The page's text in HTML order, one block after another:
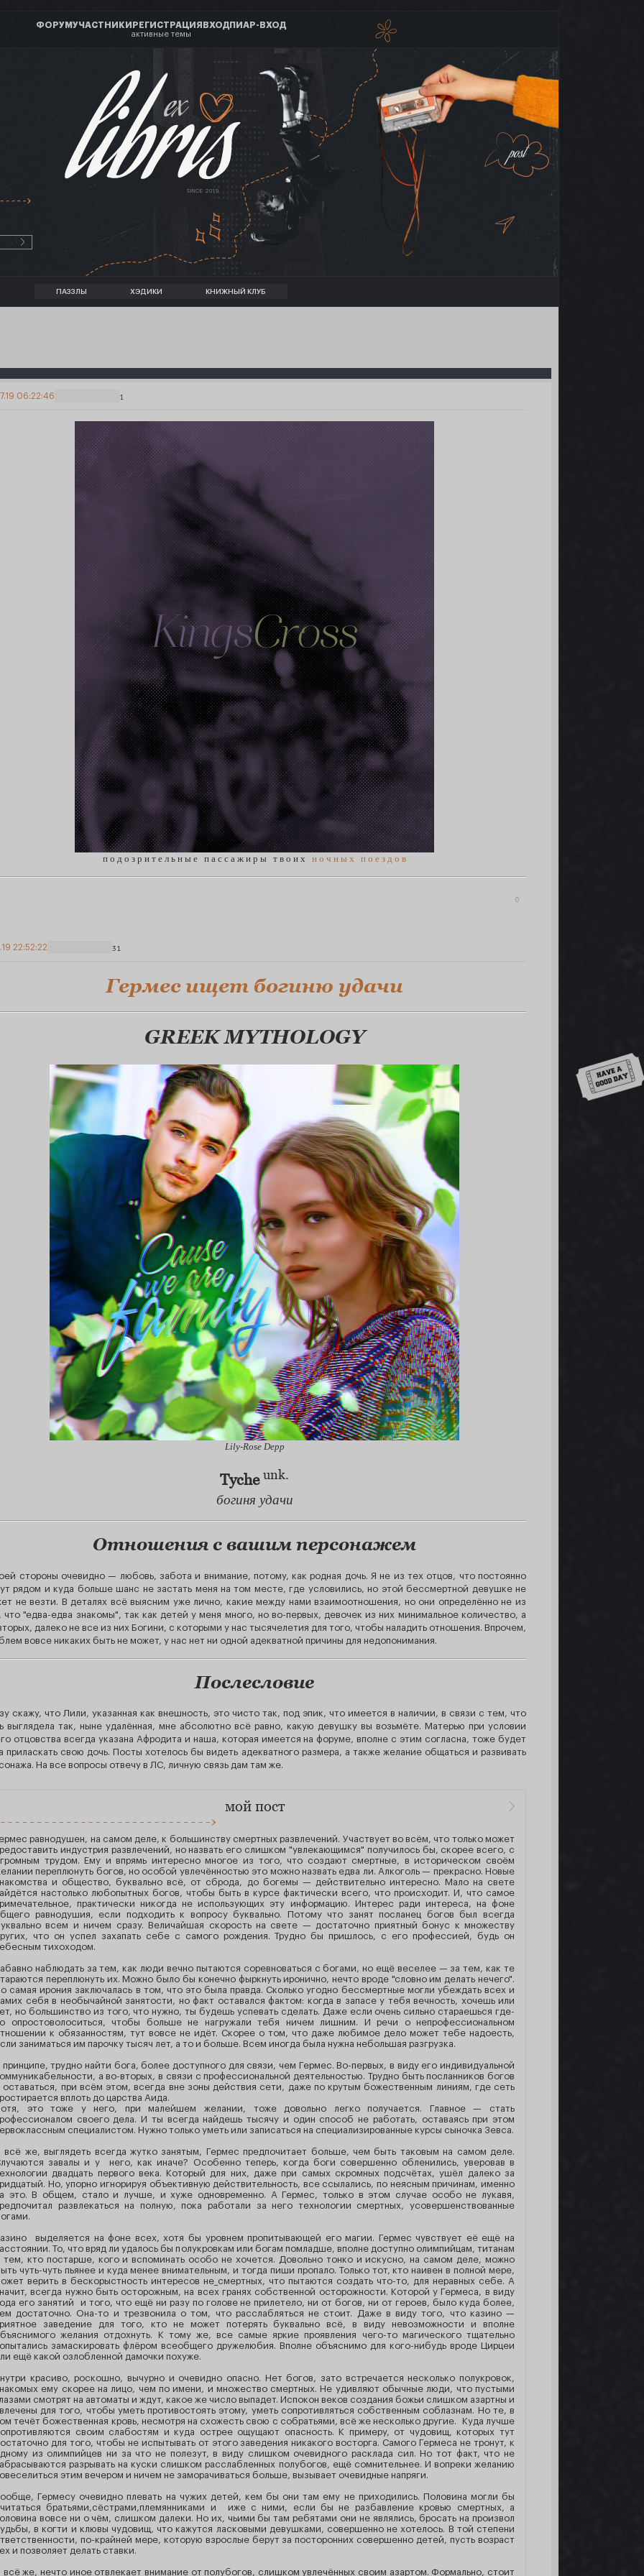
ФОРУМ УЧАСТНИКИ РЕГИСТРАЦИЯ ВХОД ПИАР-ВХОД
активные темы
ex
SINCE 2019
ПАЗЗЛЫ ХЭДИКИ КНИЖНЫЙ КЛУБ
1
06:22:46
п о д о з р и т е л ь н ы е п а с с а ж и р ы т в о и х н о ч н ы х п о е з д о в
0
31
22:52:22
Гермес ищет богиню удачи
GREEK MYTHOLOGY
Lily-Rose Depp
Tyche unk.
богиня удачи
Отношения с вашим персонажем
стороны очевидно — любовь, забота и внимание, потому, как родная дочь. Я не из тех отцов, что постоянно
рядом и куда больше шанс не застать меня на том месте, где условились, но этой бессмертной девушке не
не везти. В деталях всё выясним уже лично, какие между нами взаимоотношения, но они определённо не из
что "едва-едва знакомы", так как детей у меня много, но во-первых, девочек из них минимальное количество, а
далеко не все из них Богини, с которыми у нас тысячелетия для того, чтобы наладить отношения. Впрочем,
вовсе никаких быть не может, у нас нет ни одной адекватной причины для недопонимания.
Послесловие
скажу, что Лили, указанная как внешность, это чисто так, под эпик, что имеется в наличии, в связи с тем, что
выглядела так, ныне удалённая, мне абсолютно всё равно, какую девушку вы возьмёте. Матерью при условии
отцовства всегда указана Афродита и наша, которая имеется на форуме, вполне с этим согласна, тоже будет
приласкать свою дочь. Посты хотелось бы видеть адекватного размера, а также желание общаться и развивать
На все вопросы отвечу в ЛС, личную связь дам там же.
мой пост
равнодушен, на самом деле, к большинству смертных развлечений. Участвует во всём, что только может
индустрия развлечений, но назвать его слишком "увлекающимся" получилось бы, скорее всего, с
трудом. Ему и впрямь интересно многое из того, что создают смертные, в историческом своём
переплюнуть богов, но особой увлечённостью это можно назвать едва ли. Алкоголь — прекрасно. Новые
и общество, буквально всё, от сброда, до богемы — действительно интересно. Мало на свете
настолько любопытных богов, чтобы быть в курсе фактически всего, что происходит. И, что самое
практически никогда не использующих эту информацию. Интерес ради интереса, на фоне
равнодушия, если подходить к вопросу буквально. Потому что занят посланец богов был всегда
всем и ничем сразу. Величайшая скорость на свете — достаточно приятный бонус к множеству
что он успел захапать себе с самого рождения. Трудно бы пришлось, с его профессией, будь он
тихоходом.
наблюдать за тем, как люди вечно пытаются соревноваться с богами, но ещё веселее — за тем, как те
переплюнуть их. Можно было бы конечно фыркнуть иронично, нечто вроде "словно им делать нечего".
самая ирония заключалась в том, что это была правда. Сколько угодно бессмертные могли убеждать всех и
себя в необычайной занятости, но факт оставался фактом: когда в запасе у тебя вечность, хочешь или
но большинство из того, что нужно, ты будешь успевать сделать. Даже если очень сильно стараешься где-
опростоволоситься, чтобы больше не нагружали тебя ничем лишним. И речи о непрофессиональном
к обязанностям, тут вовсе не идёт. Скорее о том, что даже любимое дело может тебе надоесть,
заниматься им парочку тысяч лет, а то и больше. Всем иногда была нужна небольшая разгрузка.
принципе, трудно найти бога, более доступного для связи, чем Гермес. Во-первых, в виду его индивидуальной
а во-вторых, в связи с профессиональной деятельностью. Трудно быть посланников богов
оставаться, при всём этом, всегда вне зоны действия сети, даже по крутым божественным линиям, где сеть
вплоть до царства Аида.
это тоже у него, при малейшем желании, тоже довольно легко получается. Главное — стать
своего дела. И ты всегда найдешь тысячу и один способ не работать, оставаясь при этом
специалистом. Нужно только уметь или записаться на специализированные курсы сыночка Зевса.
всё же, выглядеть всегда жутко занятым, Гермес предпочитает больше, чем быть таковым на самом деле.
завалы и у него, как иначе? Особенно теперь, когда боги совершенно обленились, уверовав в
двадцать первого века. Который для них, даже при самых скромных подсчётах, ушёл далеко за
Но, упорно игнорируя объективную действительность, все ссылались, по неясным причинам, именно
это. В общем, стало и лучше, и хуже одновременно. А Гермес, только в этом случае особо не лукавя,
развлекаться на полную, пока работали за него технологии смертных, усовершенствованные
выделяется на фоне всех, хотя бы уровнем пропитывающей его магии. Гермес чувствует её ещё на
То, что вряд ли удалось бы полукровкам или богам помладше, вполне доступно олимпийцам, титанам
тем, кто постарше, кого и вспоминать особо не хочется. Довольно тонко и искусно, на самом деле, можно
чуть-чуть пьянее и куда менее внимательным, и тогда пиши пропало. Только тот, кто наивен в полной мере,
верить в бескорыстность интересов не_смертных, что пытаются создать что-то, для неравных себе. А
всегда нужно быть осторожным, на всех гранях собственной осторожности. Которой у Гермеса, в виду
его занятий и того, что ещё ни разу по голове не прилетело, ни от богов, ни от героев, было куда более,
достаточно. Она-то и трезвонила о том, что расслабляться не стоит. Даже в виду того, что казино —
заведение для того, кто не может потерять буквально всё, в виду невозможности и вполне
желания отдохнуть. К тому же, все самые яркие проявления чего-то магического тщательно
замаскировать флёром всеобщего дружелюбия. Вполне объяснимо для кого-нибудь вроде Цирцеи
ещё какой озлобленной дамочки похуже.
красиво, роскошно, вычурно и очевидно опасно. Нет богов, зато встречается несколько полукровок,
ему скорее на лицо, чем по имени, и множество смертных. Не удивляют обычные люди, что пустыми
смотрят на автоматы и ждут, какое же число выпадет. Испокон веков создания божьи слишком азартны и
для того, чтобы уметь противостоять этому, уметь сопротивляться собственным соблазнам. Но те, в
течёт божественная кровь, несмотря на схожесть свою с собратьями, всё же несколько другие. Куда лучше
своим слабостям и куда острее ощущают опасность. К примеру, от чудовищ, которых тут
для того, чтобы не испытывать от этого заведения никакого восторга. Самого Гермеса не тронут, к
из олимпийцев ни за что не полезут, в виду слишком очевидного расклада сил. Но тот факт, что не
разрывать на куски слишком расслабленных полубогов, ещё сомнительнее. И вопреки желанию
этим вечером и ничем не заморачиваться больше, вызывает очевидные напряги.
Гермесу очевидно плевать на чужих детей, кем бы они там ему не приходились. Половина могли бы
братьями,сёстрами,племянниками и иже с ними, если бы не разбавление кровью смертных, а
вовсе ни о чём, слишком далеки. Но их, чьими бы там ребятами они не являлись, бросать на произвол
в когти и клювы чудовищ, что кажутся ласковыми девушками, совершенно не хотелось. В той степени
по-крайней мере, которую взрослые берут за посторонних совершенно детей, пусть возраст
и позволяет делать ставки.
всё же, нечто иное отвлекает внимание от полубогов, слишком увлечённых своим азартом. Формально, стоит